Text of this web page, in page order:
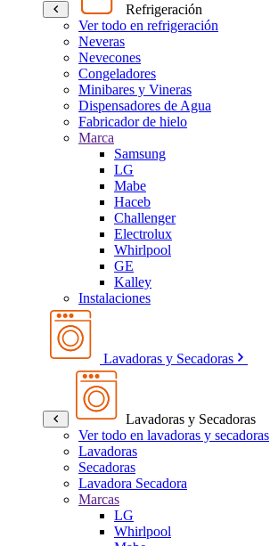
Refrigeración
Ver todo en refrigeración
Neveras
Nevecones
Congeladores
Minibares y Vineras
Dispensadores de Agua
Fabricador de hielo
Marca
Samsung
LG
Mabe
Haceb
Challenger
Electrolux
Whirlpool
GE
Kalley
Instalaciones
Lavadoras y Secadoras
Lavadoras y Secadoras
Ver todo en lavadoras y secadoras
Lavadoras
Secadoras
Lavadora Secadora
Marcas
LG
Whirlpool